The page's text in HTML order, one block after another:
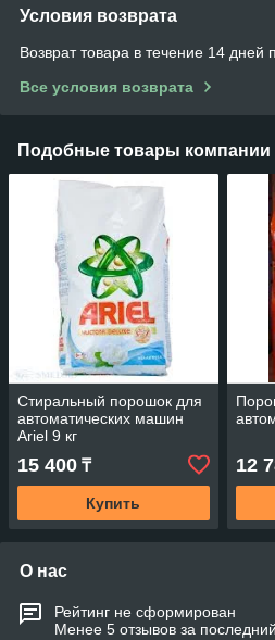
Условия возврата
Возврат товара в течение 14 дней
Все условия возврата
Подобные товары компании
Стиральный порошок для
автоматических машин
Ariel 9 кг
15 400 ₸
Купить
12
О нас
Рейтинг не сформирован
Менее 5 отзывов за